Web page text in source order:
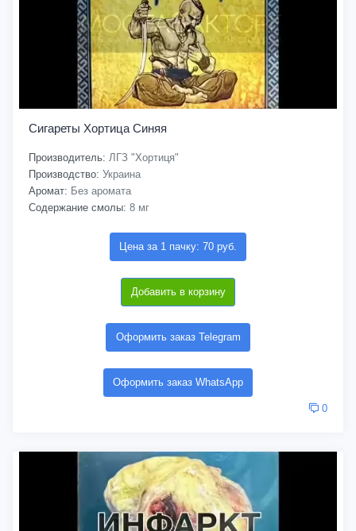
Сигареты Хортица Синяя
Производитель: ЛГЗ "Хортиця"
Производство: Украина
Аромат: Без аромата
Содержание смолы: 8 мг
Цена за 1 пачку: 70 руб.
Добавить в корзину
Оформить заказ Telegram
Оформить заказ WhatsApp
0